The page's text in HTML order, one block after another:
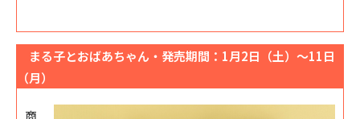
まる子とおばあちゃん・発売期間：1月2日（土）～11日
（月）
商